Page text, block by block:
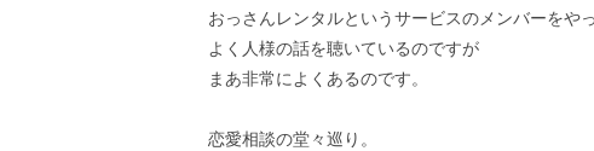
おっさんレンタルというサービスのメンバーをや
よく人様の話を聴いているのですが
まあ非常によくあるのです。
恋愛相談の堂々巡り。